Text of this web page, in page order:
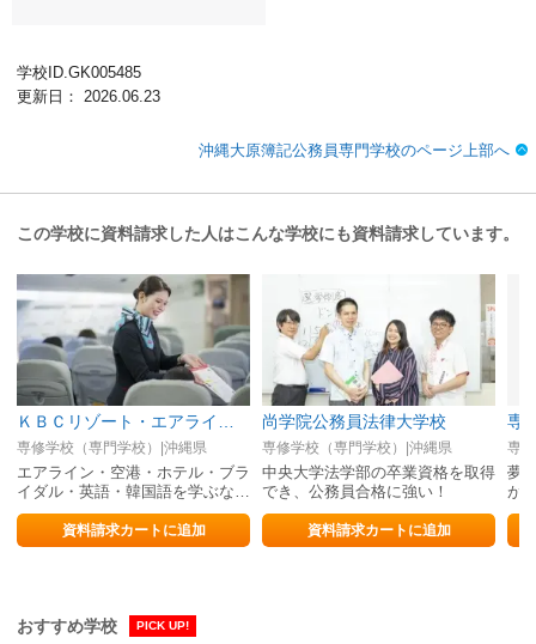
学校ID.GK005485
更新日： 2026.06.23
沖縄大原簿記公務員専門学校のページ上部へ
この学校に資料請求した人はこんな学校にも資料請求しています。
専修学校（専門学校）|沖縄県
エアライン・空港・ホテル・ブラ
イダル・英語・韓国語を学ぶなら
KBCリゾートへ！！
資料請求カートに追加
尚学院公務員法律大学校
専修学校（専門学校）|沖縄県
中央大学法学部の卒業資格を取得
でき、公務員合格に強い！
資料請求カートに追加
専
専
夢
が
おすすめ学校 PICK UP!